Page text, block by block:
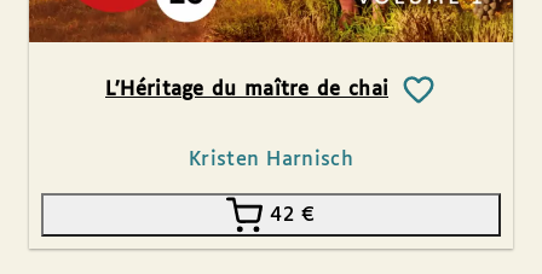
L’Héritage du maître de chai
Kristen Harnisch
42€